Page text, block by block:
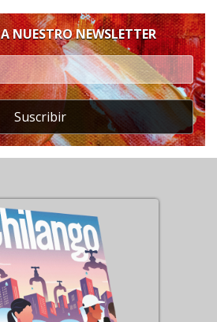
NUESTRO NEWSLETTER
Suscribir